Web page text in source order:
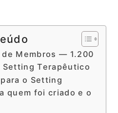
de Membros — 1.200
Setting Terapêutico
o Setting
quem foi criado e o